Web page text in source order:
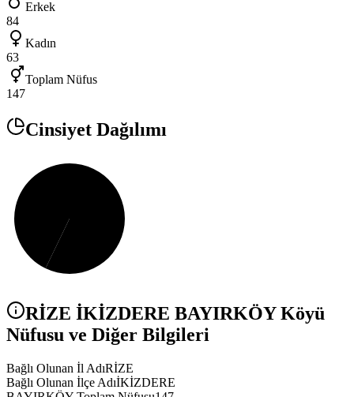
Erkek
84
Kadın
63
Toplam Nüfus
147
Cinsiyet Dağılımı
RİZE İKİZDERE BAYIRKÖYKöyü
Nüfusu ve Diğer Bilgileri
Bağlı Olunan İl AdıRİZE
Bağlı Olunan İlçe AdıİKİZDERE